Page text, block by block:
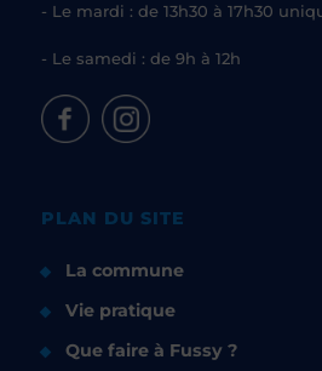
- Le mardi : de 13h30 à 17h30
- Le samedi : de 9h à 12h
PLAN DU SITE
La commune
Vie pratique
Que faire à Fussy ?